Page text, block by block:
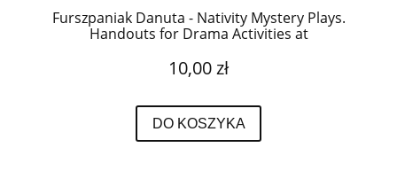
Furszpaniak Danuta - Nativity Mystery Plays.
Handouts for Drama Activities at
Narodzenia. Scenariusz do zajęć teatralnych
w języku angielskim na poziomie
10,00 zł
DO KOSZYKA